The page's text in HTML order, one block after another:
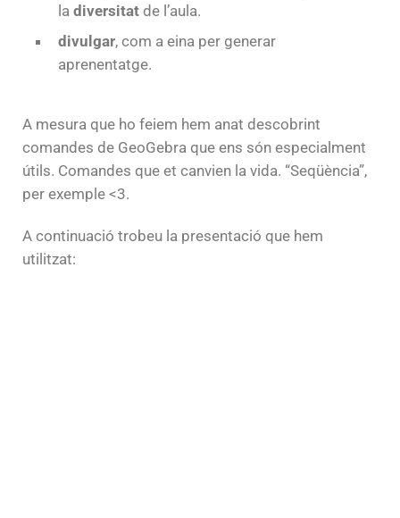
la diversitat de l’aula.
divulgar, com a eina per generar
aprenentatge.
A mesura que ho feiem hem anat descobrint
comandes de GeoGebra que ens són especialment
útils. Comandes que et canvien la vida. “Seqüència”,
per exemple <3.
A continuació trobeu la presentació que hem
utilitzat: